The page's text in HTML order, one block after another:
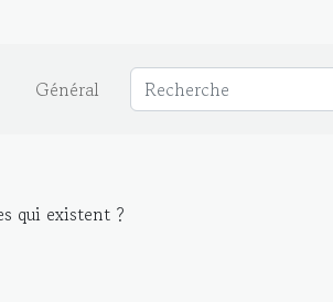
Général
qui existent ?